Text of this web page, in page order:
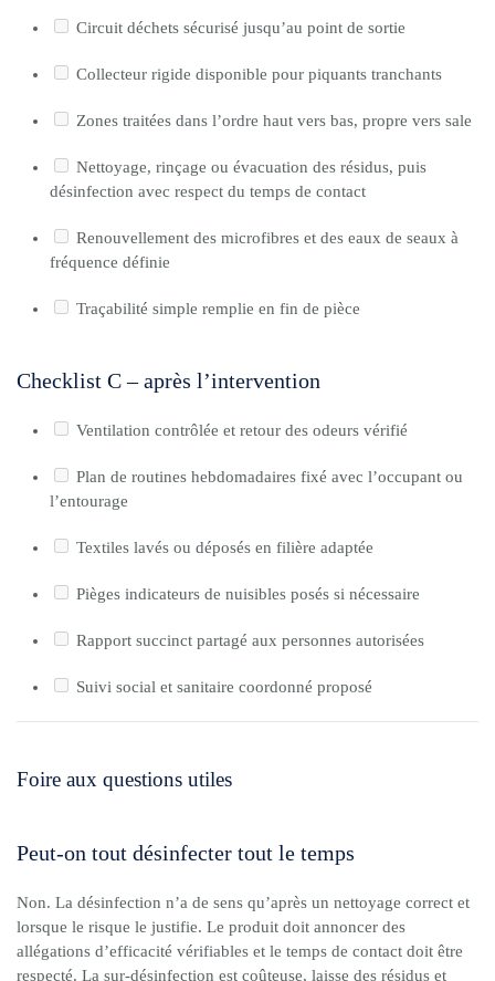
Circuit déchets sécurisé jusqu’au point de sortie
Collecteur rigide disponible pour piquants tranchants
Zones traitées dans l’ordre haut vers bas, propre vers sale
Nettoyage, rinçage ou évacuation des résidus, puis
désinfection avec respect du temps de contact
Renouvellement des microfibres et des eaux de seaux à
fréquence définie
Traçabilité simple remplie en fin de pièce
Checklist C – après l’intervention
Ventilation contrôlée et retour des odeurs vérifié
Plan de routines hebdomadaires fixé avec l’occupant ou
l’entourage
Textiles lavés ou déposés en filière adaptée
Pièges indicateurs de nuisibles posés si nécessaire
Rapport succinct partagé aux personnes autorisées
Suivi social et sanitaire coordonné proposé
Foire aux questions utiles
Peut-on tout désinfecter tout le temps
Non. La désinfection n’a de sens qu’après un nettoyage correct et
lorsque le risque le justifie. Le produit doit annoncer des
allégations d’efficacité vérifiables et le temps de contact doit être
respecté. La sur-désinfection est coûteuse, laisse des résidus et